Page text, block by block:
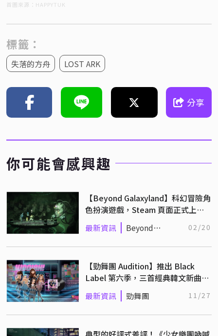
首圖來源：HAPPYTUK
標籤：
失落的方舟 LOST ARK
分享
你可能會感興趣
【Beyond Galaxyland】科幻冒險角
色扮演遊戲，Steam 頁面正式上
線！
最新資訊
Beyond
02/20
【勁舞團 Audition】推出 Black
Label 第六季，三首經典韓文新曲動
感上架！
最新資訊 勁舞團 11/27